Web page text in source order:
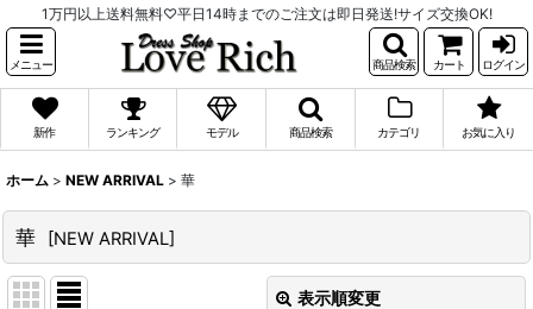
1万円以上送料無料♡平日14時までのご注文は即日発送!サイズ交換OK!
メニュー 商品検索 カート ログイン
新作 ランキング モデル 商品検索 カテゴリ お気に入り
ホーム > NEW ARRIVAL > 華
華 [NEW ARRIVAL]
表示順変更